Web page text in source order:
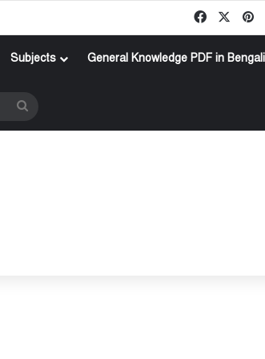
Facebook
Subjects General Knowledge PDF in Bengali
for